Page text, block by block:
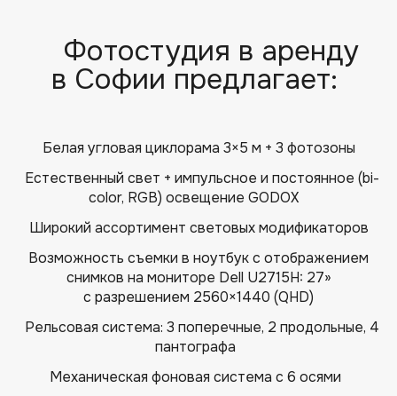
Фотостудия в аренду
в Софии предлагает:
Белая угловая циклорама 3×5 м + 3 фотозоны
Естественный свет + импульсное и постоянное (bi-
color, RGB) освещение GODOX
Широкий ассортимент световых модификаторов
Возможность съемки в ноутбук с отображением
снимков на мониторе Dell U2715H: 27»
с разрешением 2560×1440 (QHD)
Рельсовая система: 3 поперечные, 2 продольные, 4
пантографа
Механическая фоновая система с 6 осями